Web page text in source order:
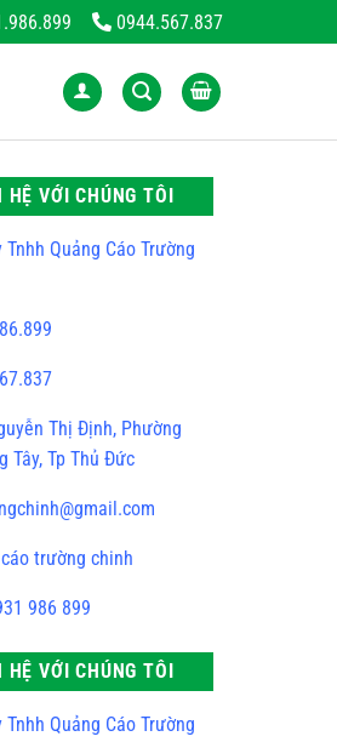
Thương Hiệu Dẫn Đầu Trong
0944.567.837
HỆ VỚI CHÚNG TÔI
Tnhh Quảng Cáo Trường
Thị Định, Phường
Tây, Tp Thủ Đức
trường chinh
986 899
HỆ VỚI CHÚNG TÔI
Tnhh Quảng Cáo Trường